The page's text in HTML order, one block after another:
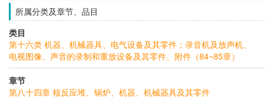
所属分类及章节、品目
类目
第十六类 机器、机械器具、电气设备及其零件；录音机及放声机、
电视图像、声音的录制和重放设备及其零件、附件（84~85章）
章节
第八十四章 核反应堆、锅炉、机器、机械器具及其零件